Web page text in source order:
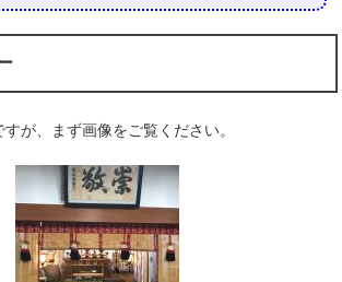
が、まず画像をご覧ください。